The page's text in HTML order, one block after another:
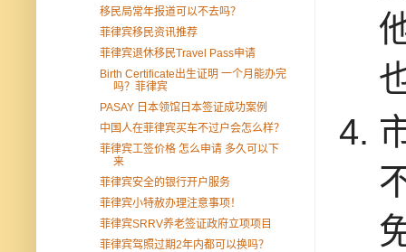
移民局常年报道可以不去吗？
菲律宾移民资讯推荐
菲律宾退休移民Travel Pass申请
Birth Certificate出生证明 一个月能办完
吗？菲律宾
PASAY 日本领馆日本签证成功案例
中国人在菲律宾买车不过户会怎么样？
菲律宾工签价格 怎么申请 多久可以下
来
菲律宾安全的银行开户服务
菲律宾小特赦办理注意事项！
菲律宾SRRV养老签证政府立项项目
菲律宾驾照过期2年内都可以换吗？